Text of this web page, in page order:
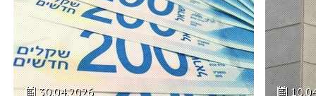
30.04.2026